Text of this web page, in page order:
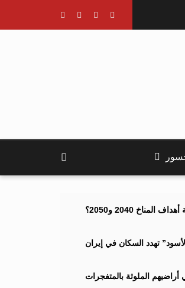
2040 و2050؟
تهدد السكان في إيران
الملوثة بالمتفجرات